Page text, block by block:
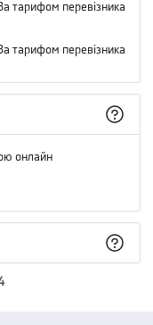
тарифом перевізника
тарифом перевізника
онлайн